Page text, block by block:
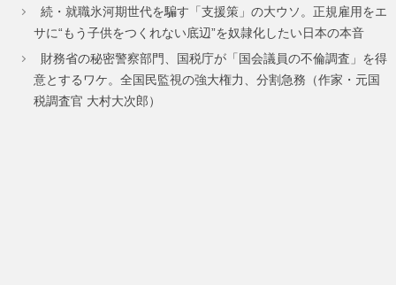
ー
ジ
ー
ジ
続・就職氷河期世代を騙す「支援策」の大ウソ。正規雇用をエ
サに“もう子供をつくれない底辺”を奴隷化したい日本の本音
財務省の秘密警察部門、国税庁が「国会議員の不倫調査」を得
意とするワケ。全国民監視の強大権力、分割急務（作家・元国
税調査官 大村大次郎）